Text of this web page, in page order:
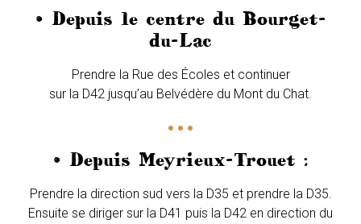
• Depuis le centre du Bourget-
du-Lac
Prendre la Rue des Écoles et continuer
sur la D42 jusqu’au Belvédère du Mont du Chat.
• Depuis Meyrieux-Trouet :
Prendre la direction sud vers la D35 et prendre la D35.
Ensuite se diriger sur la D41 puis la D42 en direction du